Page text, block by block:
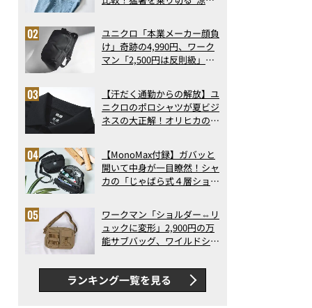
で決定版
ユニクロ「本業メーカー顔負
け」奇跡の4,990円、ワーク
マン「2,500円は反則級」凄
ト3】（2026年6月版）
【汗だく通勤からの解放】ユ
ニクロのポロシャツが夏ビジ
ネスの大正解！オリヒカの透
アの実力
【MonoMax付録】ガバッと
開いて中身が一目瞭然！シャ
カの「じゃばら式４層ショル
った！
ワークマン「ショルダー⇔リ
ュックに変形」2,900円の万
能サブバッグ、ワイルドシン
録…ほか【休日バッグの人気
記事ランキングベスト3】
（2026年6月版）
ランキング一覧を見る